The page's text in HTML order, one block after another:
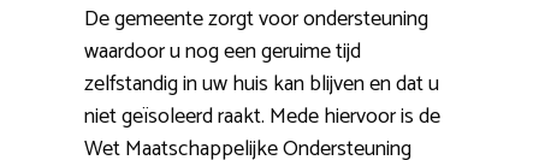
De gemeente zorgt voor ondersteuning
waardoor u nog een geruime tijd
zelfstandig in uw huis kan blijven en dat u
niet geïsoleerd raakt. Mede hiervoor is de
Wet Maatschappelijke Ondersteuning